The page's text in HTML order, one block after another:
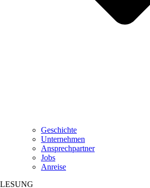
Geschichte
Unternehmen
Ansprechpartner
Jobs
Anreise
LESUNG